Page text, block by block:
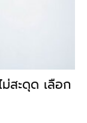
สะดุด เลือก